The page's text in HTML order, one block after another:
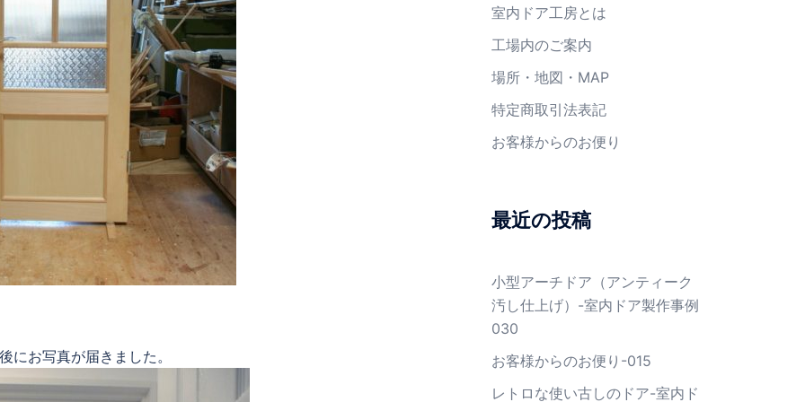
にお写真が届きました。
室内ドア工房とは
工場内のご案内
場所・地図・MAP
特定商取引法表記
お客様からのお便り
最近の投稿
小型アーチドア（アンティーク
汚し仕上げ）-室内ドア製作事例
030
お客様からのお便り-015
レトロな使い古しのドア-室内ド